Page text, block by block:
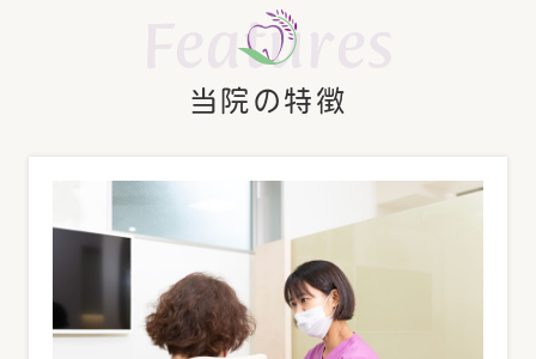
12/28(日)～1/4(日)
診療開始は1/5(月)からです。
よろしくお願いいたします。
2025.10.17 お知らせ
当院の特徴
Features